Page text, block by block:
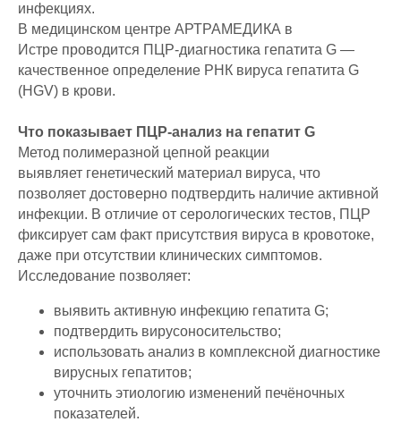
инфекциях.
В медицинском центре АРТРАМЕДИКА в
Истре проводится ПЦР-диагностика гепатита G —
качественное определение РНК вируса гепатита G
(HGV) в крови.
Что показывает ПЦР-анализ на гепатит G
Метод полимеразной цепной реакции
выявляет генетический материал вируса, что
позволяет достоверно подтвердить наличие активной
инфекции. В отличие от серологических тестов, ПЦР
фиксирует сам факт присутствия вируса в кровотоке,
даже при отсутствии клинических симптомов.
Исследование позволяет:
выявить активную инфекцию гепатита G;
подтвердить вирусоносительство;
использовать анализ в комплексной диагностике
вирусных гепатитов;
уточнить этиологию изменений печёночных
показателей.